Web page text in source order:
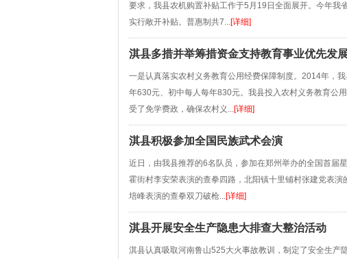
要求，我县农机购置补贴工作于5月19日全面展开。今年我
实行敞开补贴。普惠制共7...[详细]
淇县多措并举筹措资金支持教育事业优先发
一是认真落实农村义务教育公用经费保障制度。2014年，
年630元、初中每人每年830元。我县投入农村义务教育公
受了免学费政，确保农村义...[详细]
淇县积极参加全国民族武术会演
近日，由我县推荐的6名队员，参加在郑州举办的全国首届
霍街村李安荣表演的查拳四路，北阳镇十里铺村张建党表
培峰表演的查拳双刀破枪...[详细]
淇县开展安全生产隐患大排查大整治活动
淇县认真吸取河南鲁山525大火事故教训，制定了安全生产